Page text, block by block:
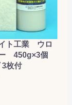
ト工業 ウロ
ー 450g×3個
3枚付